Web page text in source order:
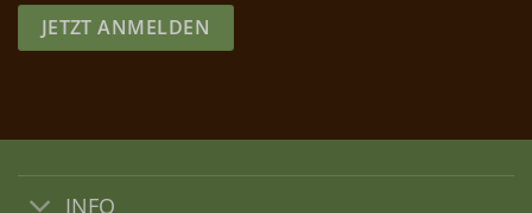
JETZT ANMELDEN
INFO